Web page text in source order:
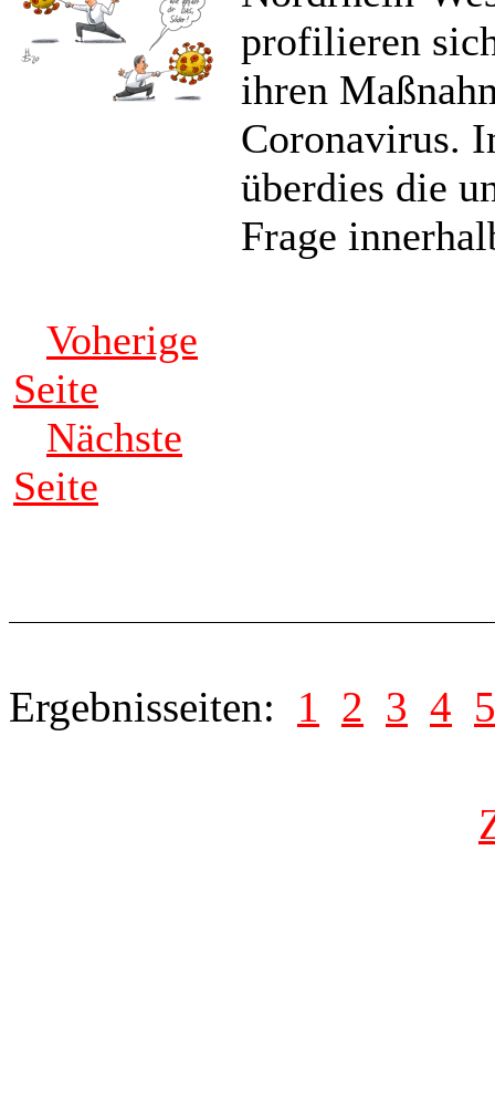
profilieren
ihren
Coronavirus.
überdies die
Frage
Voherige
Seite
Nächste
Seite
Ergebnisseiten: 1 2 3 4 5